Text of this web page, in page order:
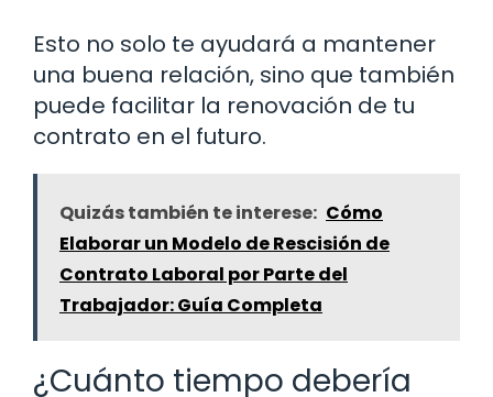
Esto no solo te ayudará a mantener
una buena relación, sino que también
puede facilitar la renovación de tu
contrato en el futuro.
Quizás también te interese: Cómo
Elaborar un Modelo de Rescisión de
Contrato Laboral por Parte del
Trabajador: Guía Completa
¿Cuánto tiempo debería